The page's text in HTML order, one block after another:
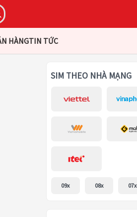
HÀNGTIN TỨC
SIM THEO NHÀ MẠNG
09x 08x 07x